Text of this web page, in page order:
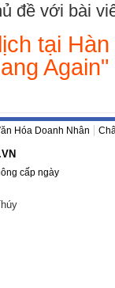
đề với bài
tại
Again"
Hóa Doanh Nhân
cấp ngày